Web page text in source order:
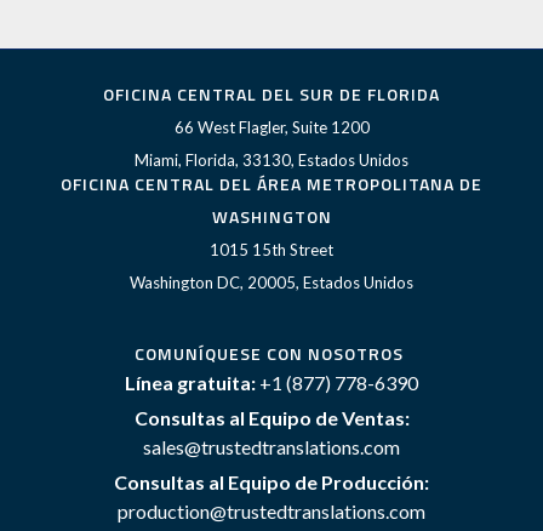
OFICINA CENTRAL DEL SUR DE FLORIDA
66 West Flagler, Suite 1200
Miami, Florida, 33130, Estados Unidos
OFICINA CENTRAL DEL ÁREA METROPOLITANA DE
WASHINGTON
1015 15th Street
Washington DC, 20005, Estados Unidos
COMUNÍQUESE CON NOSOTROS
Línea gratuita: +1 (877) 778-6390
Consultas al Equipo de Ventas:
sales@trustedtranslations.com
Consultas al Equipo de Producción:
production@trustedtranslations.com